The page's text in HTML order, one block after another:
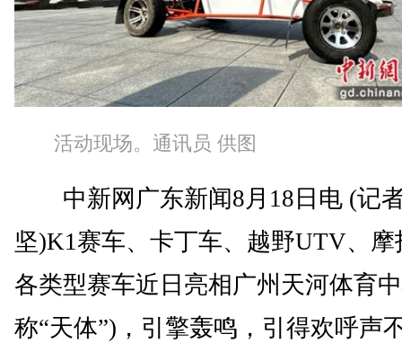
活动现场。通讯员 供图
中新网广东新闻8月18日电 (记
坚)K1赛车、卡丁车、越野UTV、摩
各类型赛车近日亮相广州天河体育
称“天体”)，引擎轰鸣，引得欢呼声